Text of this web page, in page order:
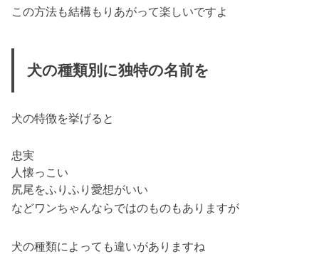
この方法も結構もりあがって楽しいですよ
犬の種類別に独特の名前を
犬の特徴を挙げると
忠実
人懐っこい
尻尾をふりふり愛想がいい
などワンちゃんならではのものもありますが
犬の種類によっても違いがありますね